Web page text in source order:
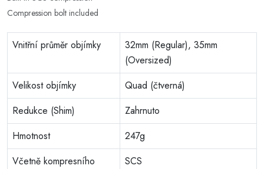
Compression bolt included
Vnitřní průměr objímky
32mm (Regular), 35mm
(Oversized)
Velikost objímky
Quad (čtverná)
Redukce (Shim)
Zahrnuto
Hmotnost
247g
Včetně kompresního
SCS